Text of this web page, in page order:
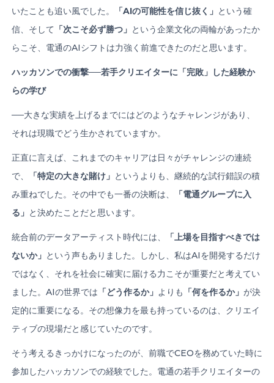
いたことも追い風でした。
「AIの可能性を信じ抜く」 という確
信、そして 「次こそ必ず勝つ」 という企業文化の両輪があったか
らこそ、電通のAIシフトは力強く前進できたのだと思います。
ハッカソンでの衝撃──若手クリエイターに「完敗」した経験か
らの学び
──大きな実績を上げるまでにはどのようなチャレンジがあり、
それは現職でどう生かされていますか。
正直に言えば、これまでのキャリアは日々がチャレンジの連続
で、
「特定の大きな賭け」 というよりも、継続的な試行錯誤の積
み重ねでした。その中でも一番の決断は、
「電通グループに入
る」 と決めたことだと思います。
統合前のデータアーティスト時代には、
「上場を目指すべきでは
ないか」 という声もありました。しかし、私はAIを開発するだけ
ではなく、それを社会に確実に届ける力こそが重要だと考えてい
ました。AIの世界では 「どう作るか」 よりも 「何を作るか」 が決
定的に重要になる。その想像力を最も持っているのは、クリエイ
ティブの現場だと感じていたのです。
そう考えるきっかけになったのが、前職でCEOを務めていた時に
参加したハッカソンでの経験でした。電通の若手クリエイターの